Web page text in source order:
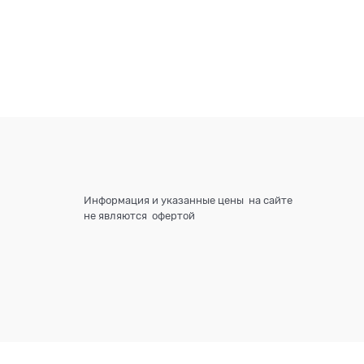
Информация и указанные цены на сайте
не являются офертой